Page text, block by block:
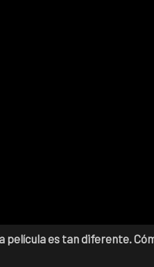
película es tan diferente.